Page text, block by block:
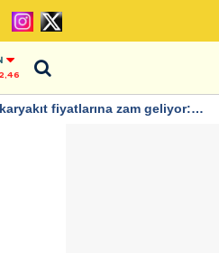
2,46
fiyatlarına zam geliyor: